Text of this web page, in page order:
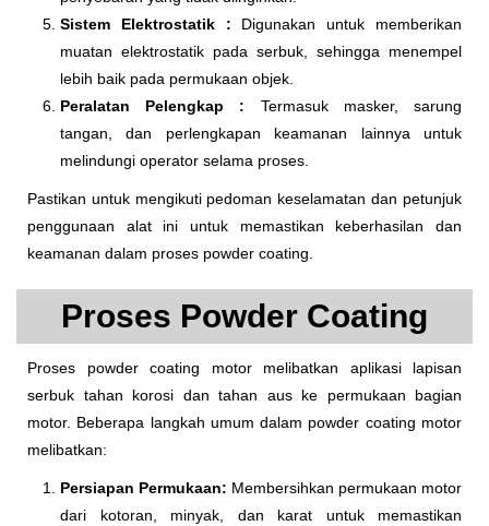
Sistem Elektrostatik : Digunakan untuk memberikan
muatan elektrostatik pada serbuk, sehingga menempel
lebih baik pada permukaan objek.
Peralatan Pelengkap : Termasuk masker, sarung
tangan, dan perlengkapan keamanan lainnya untuk
melindungi operator selama proses.
Pastikan untuk mengikuti pedoman keselamatan dan petunjuk
penggunaan alat ini untuk memastikan keberhasilan dan
keamanan dalam proses powder coating.
Proses Powder Coating
Proses powder coating motor melibatkan aplikasi lapisan
serbuk tahan korosi dan tahan aus ke permukaan bagian
motor. Beberapa langkah umum dalam powder coating motor
melibatkan:
Persiapan Permukaan: Membersihkan permukaan motor
dari kotoran, minyak, dan karat untuk memastikan